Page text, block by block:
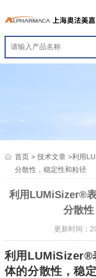
首页> 技术文章>利用
分散性，稳定性和粒径
利用LUMiSizer®
分散
更新时间：
利用 LUMiSizer®
体的分散性，稳